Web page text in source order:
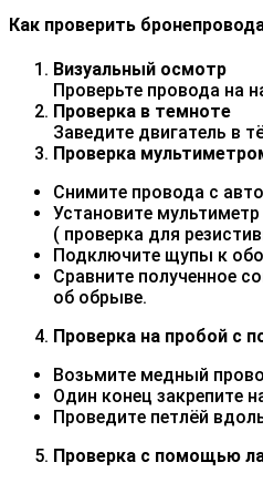
Как проверить
Визуальный осмотр
Проверьте провода на
Проверка в темноте
Заведите двигатель в
Проверка
Снимите провода с
Установите
( проверка для
Подключите щупы к
Сравните полученное
об обрыве.
Проверка на пробой с
Возьмите медный
Один конец закрепите
Проведите петлёй
Проверка с помощью